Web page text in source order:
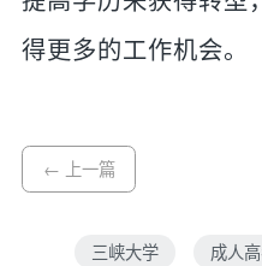
得更多的工作机会。
← 上一篇
三峡大学 成人